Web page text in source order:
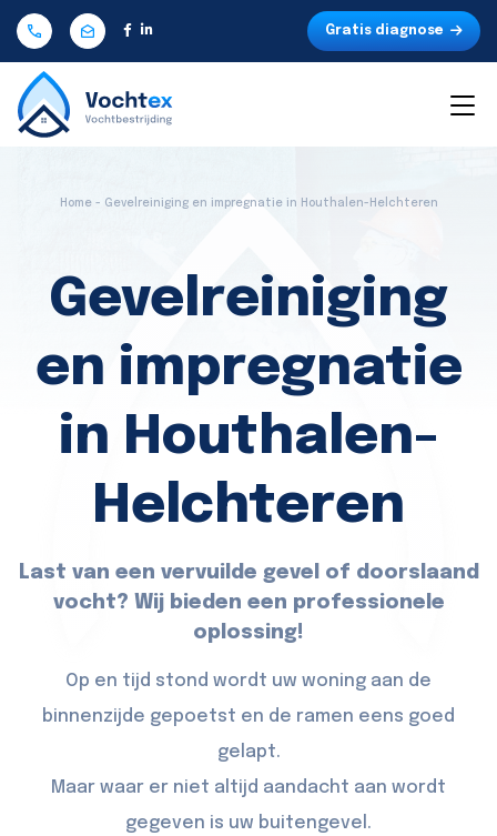
Gratis diagnose
Home - Gevelreiniging en impregnatie in Houthalen-Helchteren
Gevelreiniging
en impregnatie
in Houthalen-
Helchteren
Last van een vervuilde gevel of doorslaand
vocht? Wij bieden een professionele
oplossing!
Op en tijd stond wordt uw woning aan de
binnenzijde gepoetst en de ramen eens goed
gelapt.
Maar waar er niet altijd aandacht aan wordt
gegeven is uw buitengevel.